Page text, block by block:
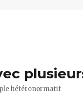
hétéronormatif